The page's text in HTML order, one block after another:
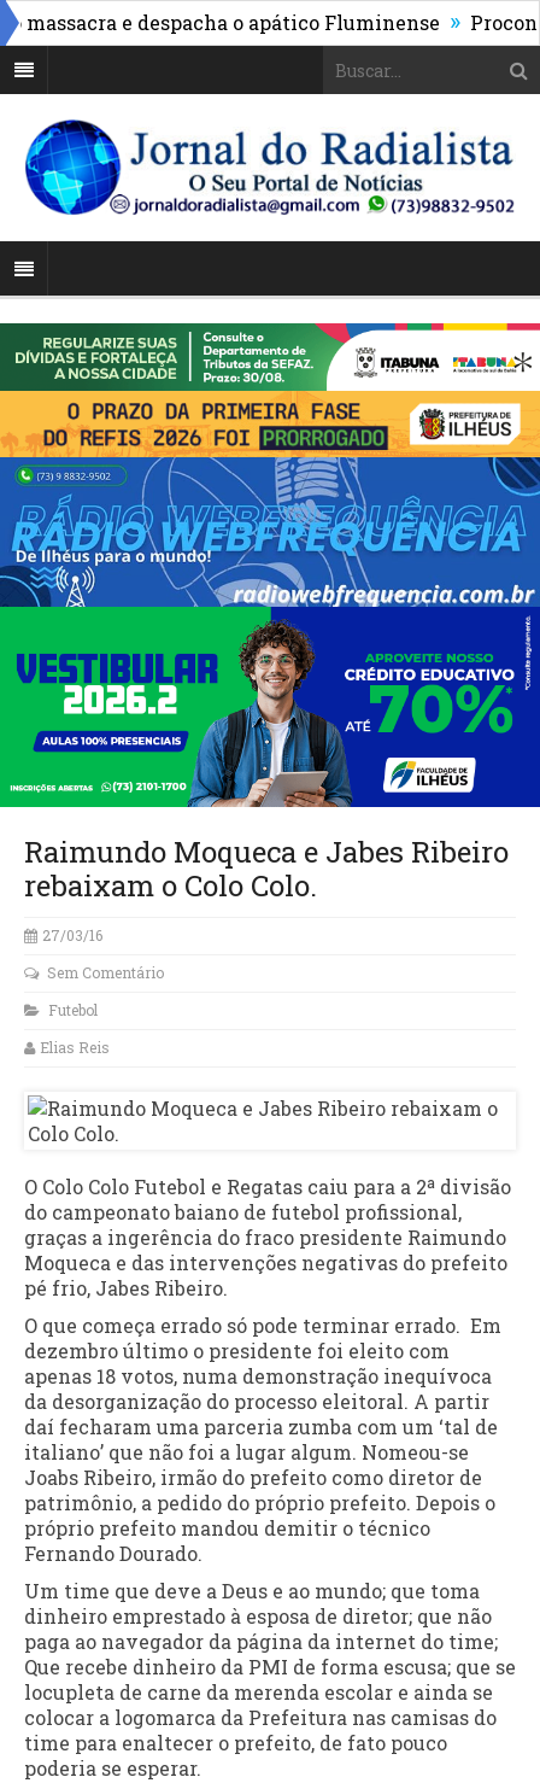
e despacha o apático Fluminense » Procon de
Raimundo Moqueca e Jabes Ribeiro
rebaixam o Colo Colo.
27/03/16
Sem Comentário
Futebol
Elias Reis
O Colo Colo Futebol e Regatas caiu para a 2ª divisão
do campeonato baiano de futebol profissional,
graças a ingerência do fraco presidente Raimundo
Moqueca e das intervenções negativas do prefeito
pé frio, Jabes Ribeiro.
O que começa errado só pode terminar errado. Em
dezembro último o presidente foi eleito com
apenas 18 votos, numa demonstração inequívoca
da desorganização do processo eleitoral. A partir
daí fecharam uma parceria zumba com um ‘tal de
italiano’ que não foi a lugar algum. Nomeou-se
Joabs Ribeiro, irmão do prefeito como diretor de
patrimônio, a pedido do próprio prefeito. Depois o
próprio prefeito mandou demitir o técnico
Fernando Dourado.
Um time que deve a Deus e ao mundo; que toma
dinheiro emprestado à esposa de diretor; que não
paga ao navegador da página da internet do time;
Que recebe dinheiro da PMI de forma escusa; que se
locupleta de carne da merenda escolar e ainda se
colocar a logomarca da Prefeitura nas camisas do
time para enaltecer o prefeito, de fato pouco
poderia se esperar.